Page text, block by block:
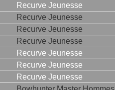
Recurve Jeunesse
Recurve Jeunesse
Recurve Jeunesse
Recurve Jeunesse
Recurve Jeunesse
Recurve Jeunesse
Recurve Jeunesse